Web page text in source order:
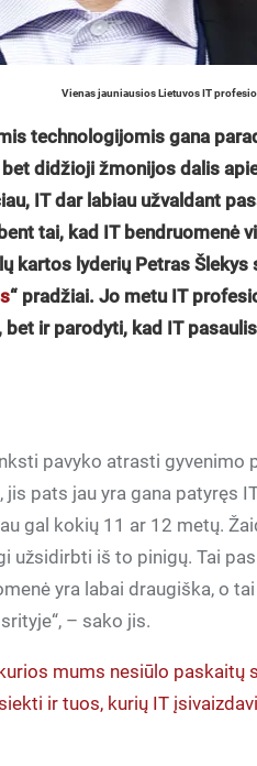
Vienas jauniausios Lietuvos IT
technologijomis gana
didžioji žmonijos dalis
IT dar labiau užvaldant
tai, kad IT bendruomenė
kartos lyderių Petras
“ pradžiai. Jo metu IT
ir parodyti, kad IT
pavyko atrasti gyvenimo
pats jau yra gana patyręs
gal kokių 11 ar 12 metų.
užsidirbti iš to pinigų. Tai
yra labai draugiška, o
– sako jis.
mums nesiūlo
ir tuos, kurių IT